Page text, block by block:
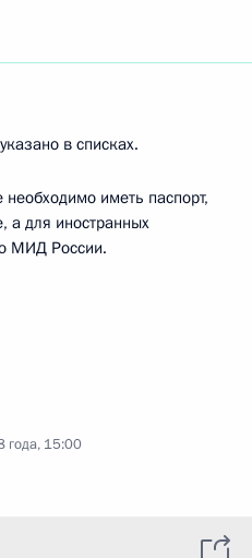
в списках.
иметь паспорт,
а для иностранных
МИД России.
года, 15:00